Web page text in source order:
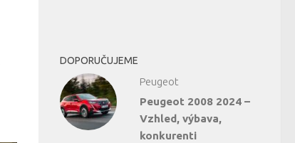
DOPORUČUJEME
Peugeot
Peugeot 2008 2024 –
Vzhled, výbava,
konkurenti